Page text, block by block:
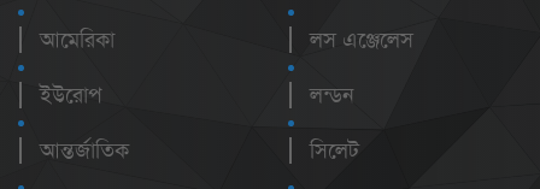
আমেরিকা
ইউরোপ
আন্তর্জাতিক
লস এঞ্জেলেস
লন্ডন
সিলেট